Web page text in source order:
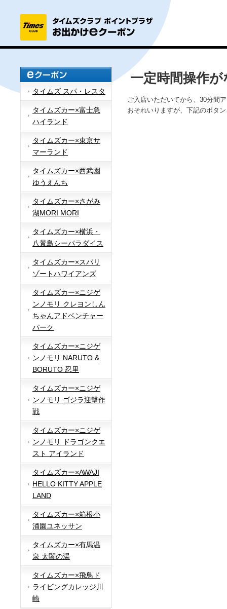
タイムズ スパ・レスタ
タイムズカー×富士急
ハイランド
タイムズカー×東京サ
マーランド
タイムズカー×西武園
ゆうえんち
タイムズカー×さがみ
湖MORI MORI
タイムズカー×横浜・
八景島シーパラダイス
タイムズカー×スパリ
ゾートハワイアンズ
タイムズカー×ニジゲ
ンノモリ クレヨンしん
ちゃんアドベンチャー
パーク
タイムズカー×ニジゲ
ンノモリ NARUTO &
BORUTO 忍里
タイムズカー×ニジゲ
ンノモリ ゴジラ迎撃作
戦
タイムズカー×ニジゲ
ンノモリ ドラゴンクエ
スト アイランド
タイムズカー×AWAJI
HELLO KITTY APPLE
LAND
タイムズカー×箱根小
涌園ユネッサン
タイムズカー×有馬温
泉 太閤の湯
タイムズカー×飛鳥ド
ライビングカレッジ川
崎
一定時間操作
ご入店いただいてから、30分間
おそれいりますが、下記のボタ